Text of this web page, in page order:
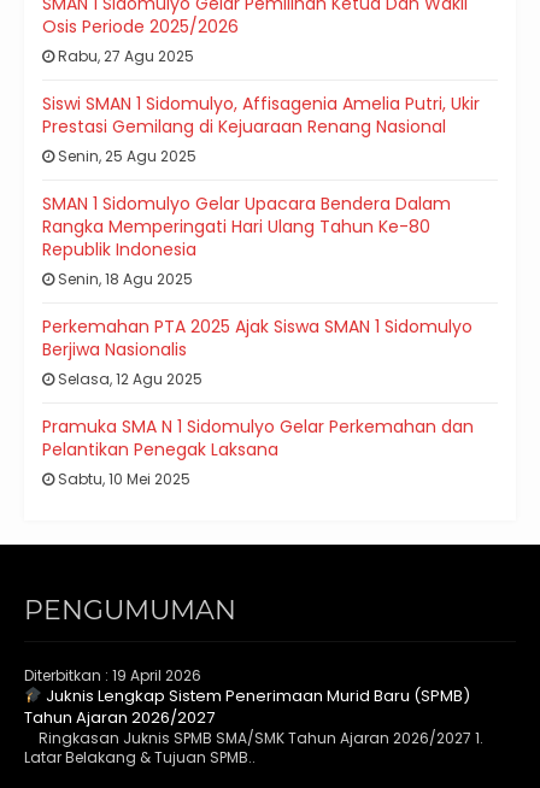
Osis Periode 2025/2026
Rabu, 27 Agu 2025
Siswi SMAN 1 Sidomulyo, Affisagenia Amelia Putri, Ukir
Prestasi Gemilang di Kejuaraan Renang Nasional
Senin, 25 Agu 2025
SMAN 1 Sidomulyo Gelar Upacara Bendera Dalam
Rangka Memperingati Hari Ulang Tahun Ke-80
Republik Indonesia
Senin, 18 Agu 2025
Perkemahan PTA 2025 Ajak Siswa SMAN 1 Sidomulyo
Berjiwa Nasionalis
Selasa, 12 Agu 2025
Pramuka SMA N 1 Sidomulyo Gelar Perkemahan dan
Pelantikan Penegak Laksana
Sabtu, 10 Mei 2025
PENGUMUMAN
Diterbitkan : 19 April 2026
Juknis Lengkap Sistem Penerimaan Murid Baru (SPMB)
Tahun Ajaran 2026/2027
Ringkasan Juknis SPMB SMA/SMK Tahun Ajaran 2026/2027 1.
Latar Belakang & Tujuan SPMB..